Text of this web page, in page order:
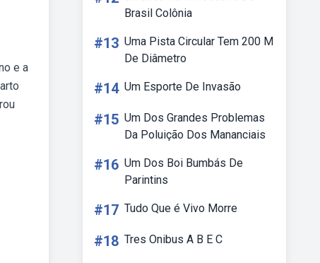
e a
Brasil Colônia
#13 Uma Pista Circular Tem 200 M
De Diâmetro
#14 Um Esporte De Invasão
#15 Um Dos Grandes Problemas
Da Poluição Dos Mananciais
#16 Um Dos Boi Bumbás De
Parintins
#17 Tudo Que é Vivo Morre
#18 Tres Onibus A B E C